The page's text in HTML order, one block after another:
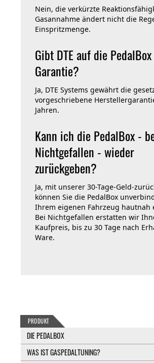
PRODUKT
DIE PEDALBOX
WAS IST GASPEDALTUNING?
Nein, die verkürzte
Gasannahme ändert nicht die
Einspritzmenge.
Gibt DTE auf die
Garantie?
Ja, DTE Systems gewährt die
vorgeschriebene
Jahren.
Kann ich die PedalBox -
Nichtgefallen - wieder
zurückgeben?
Ja, mit unserer 30-Tage-Geld-
können Sie die PedalBox
Ihrem eigenen Fahrzeug hautnah
Bei Nichtgefallen erstatten wir
Kaufpreis, bis zu 30 Tage nach
Ware.